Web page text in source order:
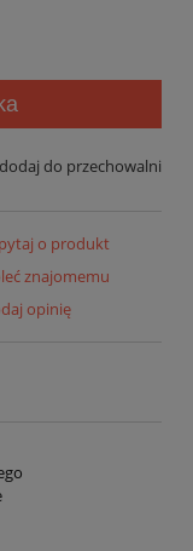
dodaj do przechowalni
o produkt
znajomemu
opinię